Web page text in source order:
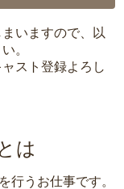
いますので、以
。
スト登録よろし
は
行うお仕事です。